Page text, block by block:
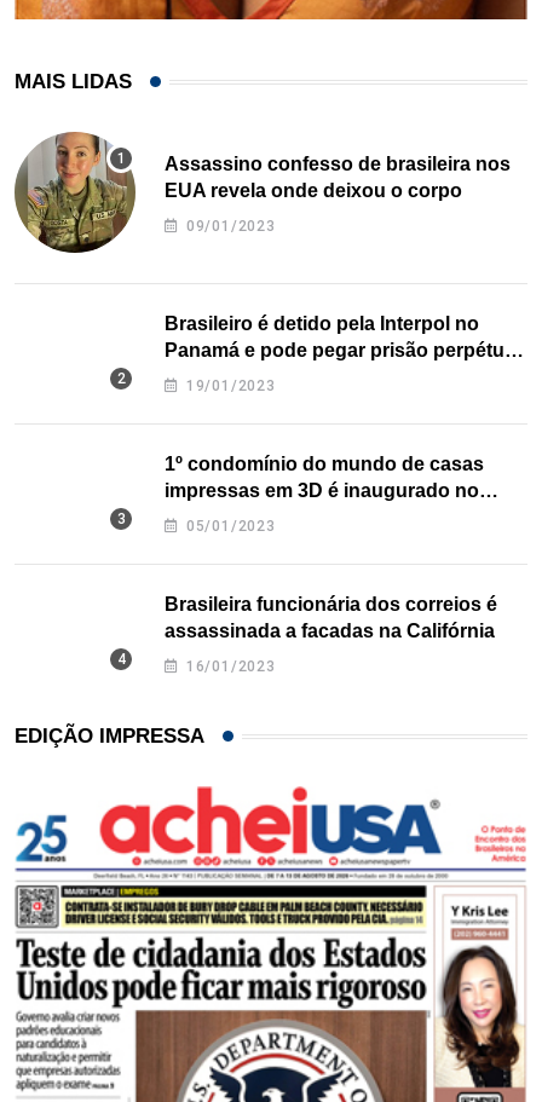
MAIS LIDAS
Assassino confesso de brasileira nos
EUA revela onde deixou o corpo
09/01/2023
Brasileiro é detido pela Interpol no
Panamá e pode pegar prisão perpétua
nos EUA
19/01/2023
1º condomínio do mundo de casas
impressas em 3D é inaugurado no
Texas
05/01/2023
Brasileira funcionária dos correios é
assassinada a facadas na Califórnia
16/01/2023
EDIÇÃO IMPRESSA